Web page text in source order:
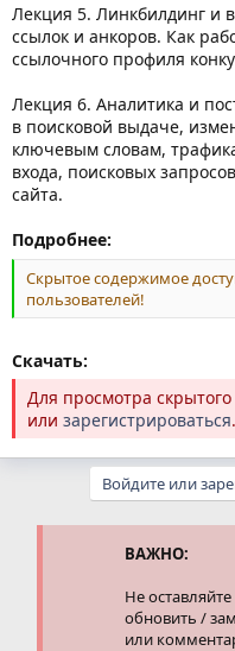
Лекция 5. Линкбилдинг и
ссылок и анкоров. Как
ссылочного профиля
Лекция 6. Аналитика и
в поисковой выдаче,
ключевым словам,
входа, поисковых
сайта.
Подробнее:
Скрытое содержимое
пользователей!
Скачать:
Для просмотра
или зарегистрироваться.
Войдите или
ВАЖНО:
Не
обновить /
или